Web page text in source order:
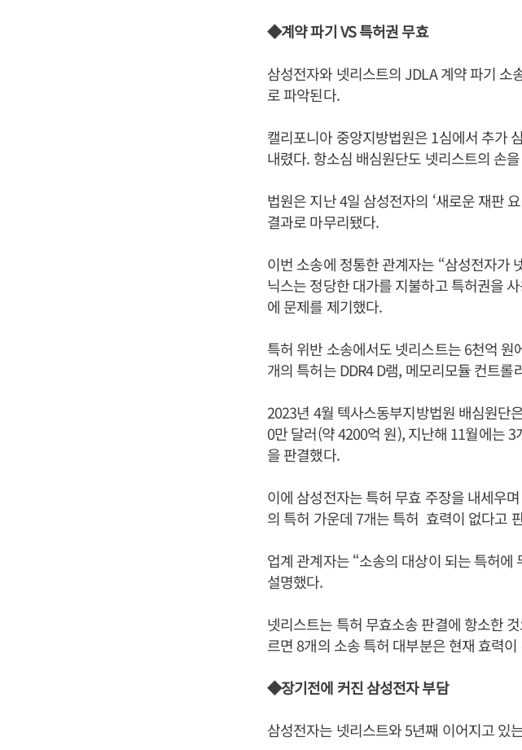
◆계약 파기 VS 특허권 무효
삼성전자와 넷리스트의 JDLA 계약 파기
로 파악된다.
캘리포니아 중앙지방법원은 1심에서 추가
내렸다. 항소심 배심원단도 넷리스트의 손
법원은 지난 4일 삼성전자의 ‘새로운 재판
결과로 마무리됐다.
이번 소송에 정통한 관계자는 “삼성전자가
닉스는 정당한 대가를 지불하고 특허권을
에 문제를 제기했다.
특허 위반 소송에서도 넷리스트는 6천억
개의 특허는 DDR4 D램, 메모리모듈 컨트롤
2023년 4월 텍사스동부지방법원 배심원단
0만 달러(약 4200억 원), 지난해 11월에는
을 판결했다.
이에 삼성전자는 특허 무효 주장을 내세우
의 특허 가운데 7개는 특허 효력이 없다고
업계 관계자는 “소송의 대상이 되는 특허
설명했다.
넷리스트는 특허 무효소송 판결에 항소한
르면 8개의 소송 특허 대부분은 현재 효력
◆장기전에 커진 삼성전자 부담
삼성전자는 넷리스트와 5년째 이어지고 있